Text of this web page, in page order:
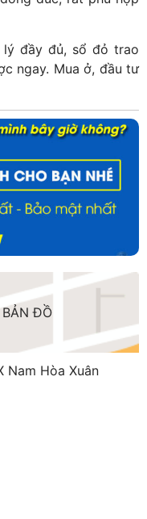
lý đầy đủ, sổ đỏ trao
ngay. Mua ở, đầu tư
ĐỒ
Nam Hòa Xuân